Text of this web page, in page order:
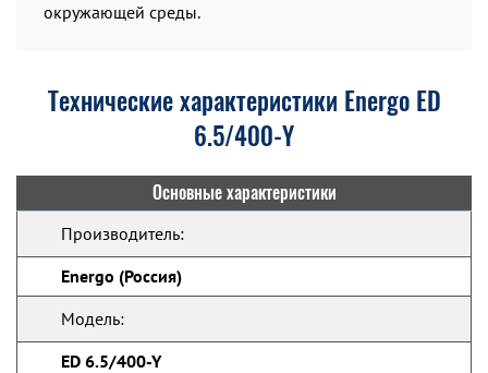
окружающей среды.
Технические характеристики Energo ED
6.5/400-Y
Основные характеристики
Производитель:
Energo (Россия)
Модель:
ED 6.5/400-Y